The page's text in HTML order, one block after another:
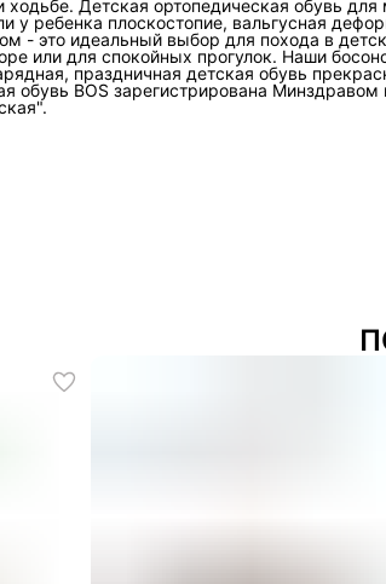
ходьбе. Детская ортопедическая обувь
у ребенка плоскостопие, вальгусная
- это идеальный выбор для похода в
или для спокойных прогулок. Наши
праздничная детская обувь
обувь BOS зарегистрирована